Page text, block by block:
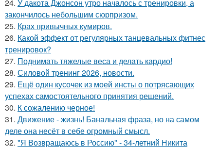
24. У дакота Джонсон утро началось с тренировки, а
закончилось небольшим сюрпризом.
25. Крах привычных кумиров.
26. Какой эффект от регулярных танцевальных фитнес
тренировок?
27. Поднимать тяжелые веса и делать кардио!
28. Силовой тренинг 2026, новости.
29. Ещё один кусочек из моей инсты о потрясающих
успехах самостоятельного принятия решений.
30. К сожалению черное!
31. Движение - жизнь! Банальная фраза, но на самом
деле она несёт в себе огромный смысл.
32. "Я Возвращаюсь в Россию" - 34-летний Никита